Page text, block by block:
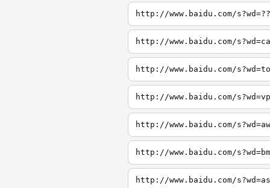
http://www.baidu.com/
http://www.baidu.com/
http://www.baidu.com/
http://www.baidu.com/
http://www.baidu.com/
http://www.baidu.com/
http://www.baidu.com/